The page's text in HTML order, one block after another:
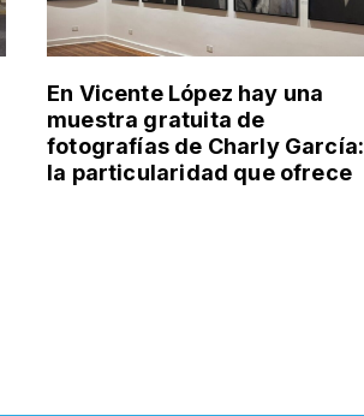
En Vicente López hay una
muestra gratuita de
fotografías de Charly García:
la particularidad que ofrece